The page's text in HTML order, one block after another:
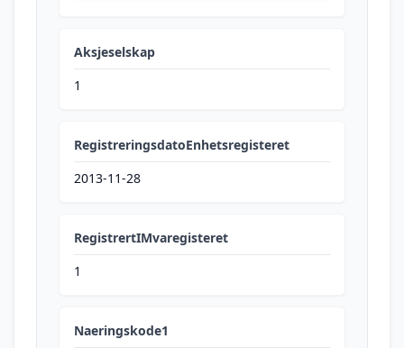
Aksjeselskap
1
RegistreringsdatoEnhetsregisteret
2013-11-28
RegistrertIMvaregisteret
1
Naeringskode1